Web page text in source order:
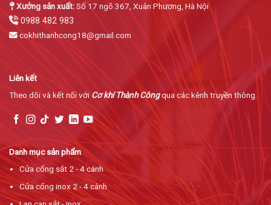
Xưởng sản xuất:Số 17 ngõ 367, Xuân Phương, Hà Nội
0988 482 983
cokhithanhcong18@gmail.com
Danh mục sản phẩm
Cửa cổng sắt 2 - 4 cánh
Cửa cổng inox 2 - 4 cánh
Liên kết
Theo dõi và kết nối với Cơ khí Thành Côngqua các kênh truyền thông.